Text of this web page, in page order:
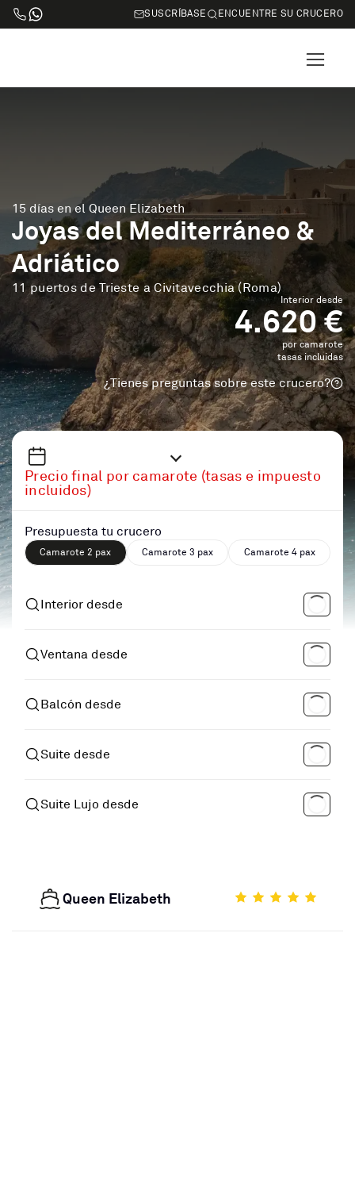
SUSCRÍBASE ENCUENTRE SU CRUCERO
15 días en el Queen Elizabeth
Joyas del Mediterráneo &
Adriático
11 puertos de Trieste a Civitavecchia (Roma)
Interior desde
4.620 €
por camarote
tasas incluidas
¿Tienes preguntas sobre este crucero?
Precio final por camarote (tasas e impuesto
incluidos)
Presupuesta tu crucero
Camarote 2 pax Camarote 3 pax Camarote 4 pax
Interior desde
Ventana desde
Balcón desde
Suite desde
Suite Lujo desde
Queen Elizabeth